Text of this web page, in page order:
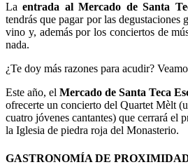
Laentrada al Mercado de Santa
tendrás que pagar por las degustaciones
vino y, además por los conciertos de
nada.
¿Te doy más razones para acudir?
Este año, el Mercado de Santa Teca
ofrecerte un concierto del Quartet Mèlt
cuatro jóvenes cantantes) que cerrará el
la Iglesia de piedra roja del Monasterio.
GASTRONOMÍA DE